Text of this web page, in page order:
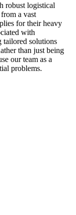
robust logistical
a vast
for their heavy
with
tailored solutions
than just being
our team as a
problems.